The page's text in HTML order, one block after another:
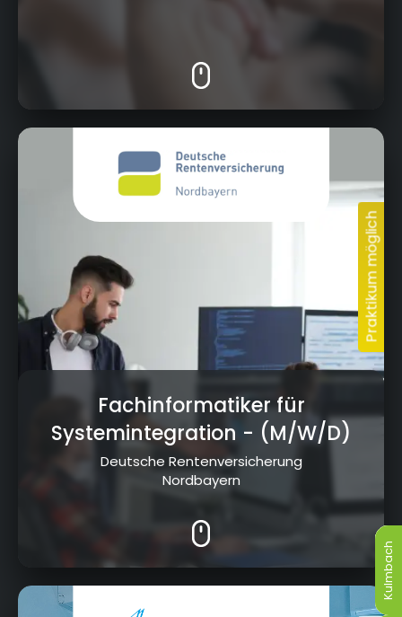
Kulmbach
Kulmbach
Kulmbach
Kulmbach
Kulmbach
Kulmbach
Wittelsbacherring 11, 95444 Bayreuth
Fachinformatiker für
Systemintegration - (M/W/D)
Deutsche Rentenversicherung
Nordbayern
Albert-Schweitzer-Straße 10, 95326 Kulmbach